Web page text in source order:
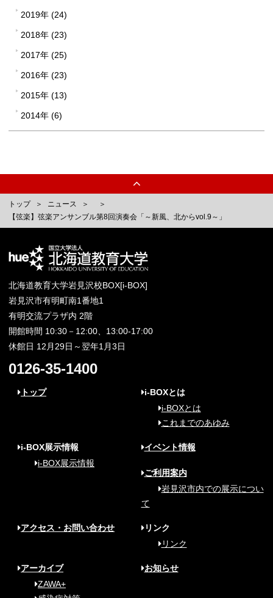
2019年 (24)
2018年 (23)
2017年 (25)
2016年 (23)
2015年 (13)
2014年 (6)
トップ
ニュース
【弦楽】弦楽アンサンブル第8回演奏会「～新風、北からvol.9～」
北海道教育大学岩見沢校BOX[i-BOX]
岩見沢市有明町南1番地1
有明交流プラザ内 2階
開館時間 10:30－12:00、13:00-17:00
休館日 12月29日～翌年1月3日
0126-35-1400
トップ
i-BOXとは
i-BOXとは
これまでのあゆみ
i-BOX展示情報
i-BOX展示情報
イベント情報
ご利用案内
岩見沢市内での展示につい
て
アクセス・お問い合わせ
リンク
リンク
アーカイブ
ZAWA+
お知らせ